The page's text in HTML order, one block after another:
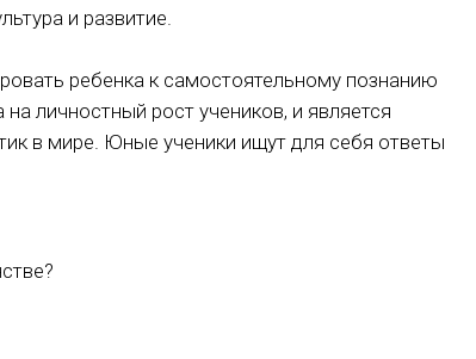
и развитие.
ребенка к самостоятельному познанию
личностный рост учеников, и является
в мире. Юные ученики ищут для себя ответы